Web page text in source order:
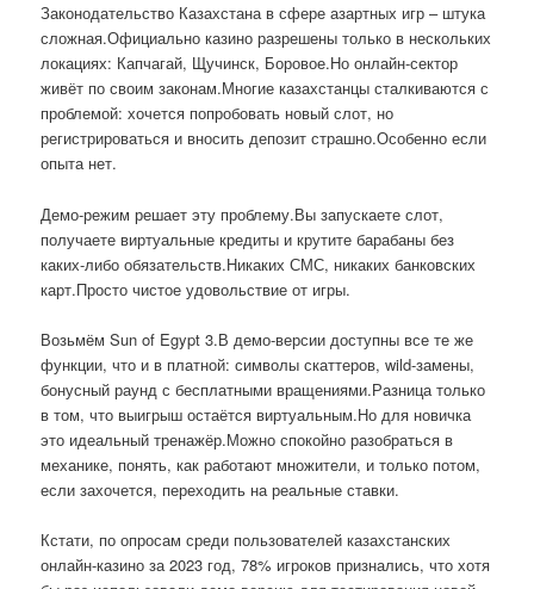
Законодательство Казахстана в сфере азартных игр – штука
сложная.Официально казино разрешены только в нескольких
локациях: Капчагай, Щучинск, Боровое.Но онлайн-сектор
живёт по своим законам.Многие казахстанцы сталкиваются с
проблемой: хочется попробовать новый слот, но
регистрироваться и вносить депозит страшно.Особенно если
опыта нет.
Демо-режим решает эту проблему.Вы запускаете слот,
получаете виртуальные кредиты и крутите барабаны без
каких-либо обязательств.Никаких СМС, никаких банковских
карт.Просто чистое удовольствие от игры.
Возьмём Sun of Egypt 3.В демо-версии доступны все те же
функции, что и в платной: символы скаттеров, wild-замены,
бонусный раунд с бесплатными вращениями.Разница только
в том, что выигрыш остаётся виртуальным.Но для новичка
это идеальный тренажёр.Можно спокойно разобраться в
механике, понять, как работают множители, и только потом,
если захочется, переходить на реальные ставки.
Кстати, по опросам среди пользователей казахстанских
онлайн-казино за 2023 год, 78% игроков признались, что хотя